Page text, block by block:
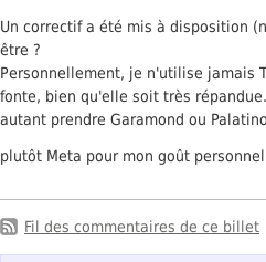
Un correctif a été mis à disposition
être ?
Personnellement, je n'utilise jamais
fonte, bien qu'elle soit très
autant prendre Garamond ou
plutôt Meta pour mon goût personnel
Fil des commentaires de ce billet